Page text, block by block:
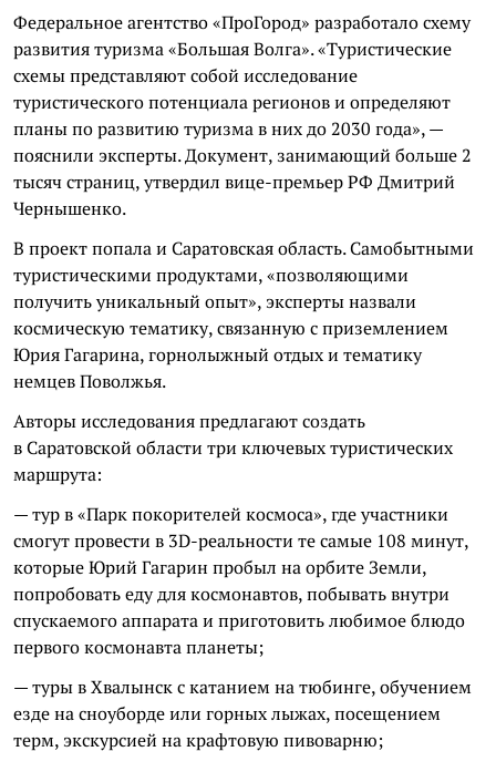
Федеральное агентство «ПроГород» разработало схему
развития туризма «Большая Волга». «Туристические
схемы представляют собой исследование
туристического потенциала регионов и определяют
планы по развитию туризма в них до 2030 года», —
пояснили эксперты. Документ, занимающий больше 2
тысяч страниц, утвердил вице-премьер РФ Дмитрий
Чернышенко.
В проект попала и Саратовская область. Самобытными
туристическими продуктами, «позволяющими
получить уникальный опыт», эксперты назвали
космическую тематику, связанную с приземлением
Юрия Гагарина, горнолыжный отдых и тематику
немцев Поволжья.
Авторы исследования предлагают создать
в Саратовской области три ключевых туристических
маршрута:
— тур в «Парк покорителей космоса», где участники
смогут провести в 3D-реальности те самые 108 минут,
которые Юрий Гагарин пробыл на орбите Земли,
попробовать еду для космонавтов, побывать внутри
спускаемого аппарата и приготовить любимое блюдо
первого космонавта планеты;
— туры в Хвалынск с катанием на тюбинге, обучением
езде на сноуборде или горных лыжах, посещением
терм, экскурсией на крафтовую пивоварню;